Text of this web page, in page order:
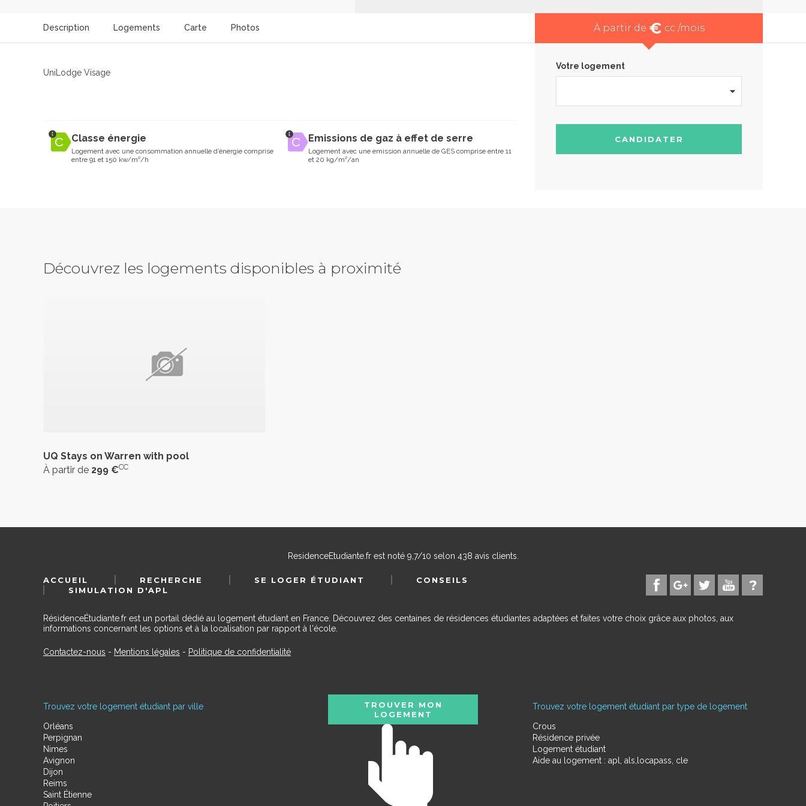
Description Logements Carte Photos
UniLodge Visage
Classe énergie
Logement avec une consommation annuelle d’énergie comprise
entre 91 et 150 kw/m²/h
Emissions de gaz à effet de serre
Logement avec une emission annuelle de GES comprise entre 11
et 20 kg/m²/an
À partir de € cc /mois
Votre logement
CANDIDATER
Découvrez les logements disponibles à proximité
UQ Stays on Warren with pool
À partir de 299 €CC
ResidenceEtudiante.frest noté 9,7/10 selon 438 avis clients.
ACCUEIL RECHERCHE SE LOGER ÉTUDIANT
CONSEILS
SIMULATION D'APL
RésidenceÉtudiante.fr est un portail dédié au logement étudiant en France. Découvrez des centaines de résidences étudiantes adaptées et faites votre choix grâce aux photos, aux
informations concernant les options et à la localisation par rapport à l'école.
Contactez-nous - Mentions légales - Politique de confidentialité
Trouvez votre logement étudiant par ville
Orléans
Perpignan
Nimes
Avignon
Dijon
Reims
Saint Étienne
Trouvez votre logement étudiant par type de logement
Crous
Résidence privée
Logement étudiant
Aide au logement : apl, als,locapass, cle
TROUVER MON
LOGEMENT